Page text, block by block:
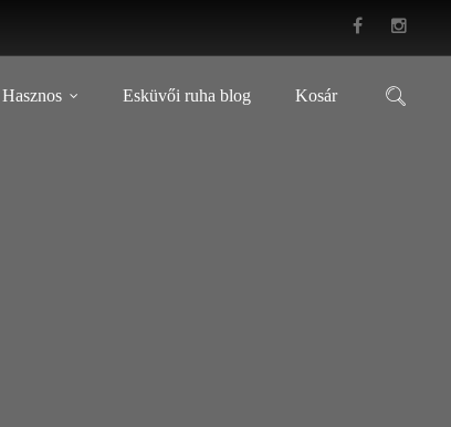
Hasznos Esküvői ruha blog Kosár